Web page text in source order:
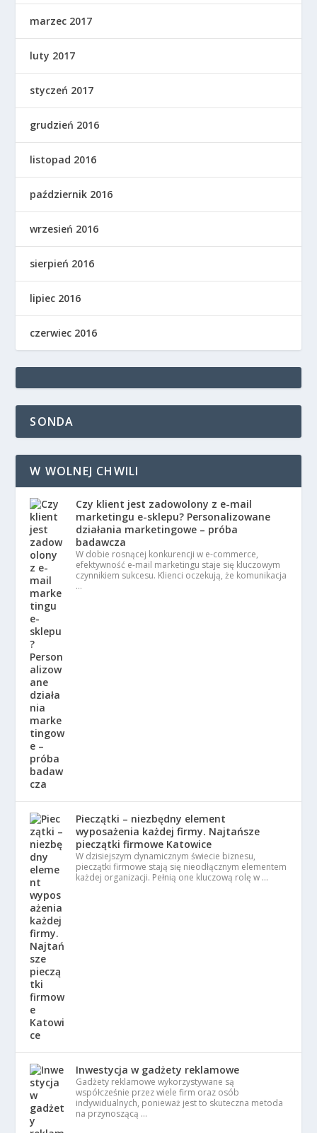
marzec 2017
luty 2017
styczeń 2017
grudzień 2016
listopad 2016
październik 2016
wrzesień 2016
sierpień 2016
lipiec 2016
czerwiec 2016
SONDA
W WOLNEJ CHWILI
Czy klient jest zadowolony z e-mail
marketingu e-sklepu? Personalizowane
działania marketingowe – próba
badawcza
W dobie rosnącej konkurencji w e-commerce,
efektywność e-mail marketingu staje się kluczowym
czynnikiem sukcesu. Klienci oczekują, że komunikacja
…
Pieczątki – niezbędny element
wyposażenia każdej firmy. Najtańsze
pieczątki firmowe Katowice
W dzisiejszym dynamicznym świecie biznesu,
pieczątki firmowe stają się nieodłącznym elementem
każdej organizacji. Pełnią one kluczową rolę w …
Inwestycja w gadżety reklamowe
Gadżety reklamowe wykorzystywane są
współcześnie przez wiele firm oraz osób
indywidualnych, ponieważ jest to skuteczna metoda
na przynoszącą …